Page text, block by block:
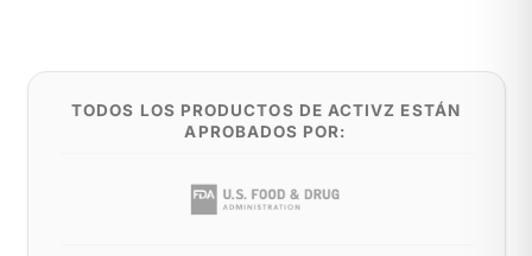
TODOS LOS PRODUCTOS DE ACTIVZ ESTÁN
APROBADOS POR: